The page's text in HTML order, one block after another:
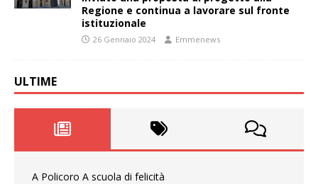
Regione e continua a lavorare sul fronte
istituzionale
26 Gennaio 2024 Emmenews
ULTIME
A Policoro A scuola di felicità